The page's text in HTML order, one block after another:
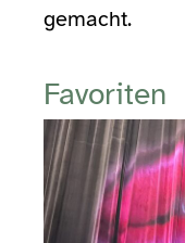
gemacht.
Favoriten